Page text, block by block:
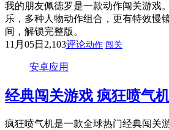
我的朋友佩德罗是一款动作闯关游戏
乐，多种人物动作组合，更有特效慢
间，解锁完整版。
11月05日 2,103评论动作 闯关
安卓应用
经典闯关游戏 疯狂喷气
疯狂喷气机是一款全球热门经典闯关